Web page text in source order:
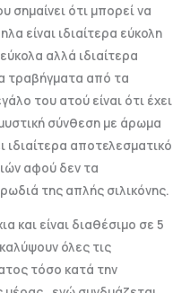
σημαίνει ότι μπορεί να
είναι ιδιαίτερα εύκολη
αλλά ιδιαίτερα
τραβήγματα από τα
του ατού είναι ότι έχει
σύνθεση με άρωμα
ιδιαίτερα αποτελεσματικό
αφού δεν τα
της απλής σιλικόνης.
και είναι διαθέσιμο σε 5
όλες τις
τόσο κατά την